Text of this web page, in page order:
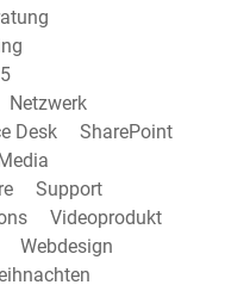
Netzwerk
Desk
SharePoint
Support
Videoprodukt
Webdesign